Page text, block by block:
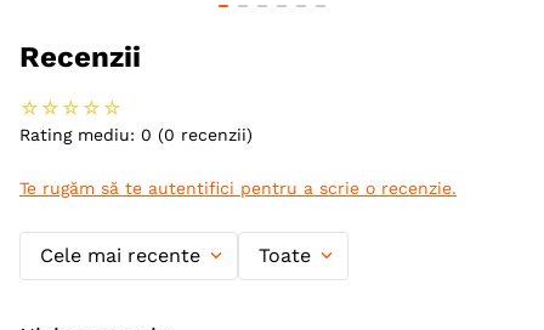
Recenzii
☆ ☆ ☆ ☆ ☆
Rating mediu: 0 (0 recenzii)
Te rugăm să te autentifici pentru a scrie o recenzie.
Cele mai recente Toate